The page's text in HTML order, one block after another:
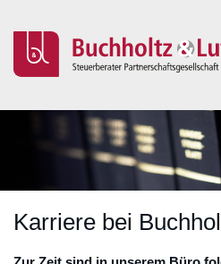
Karriere bei